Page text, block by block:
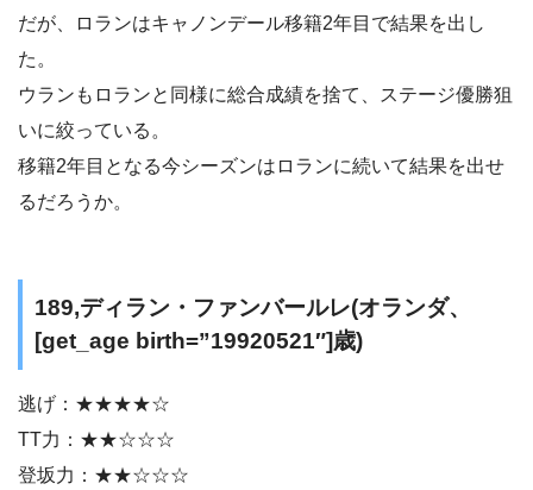
だが、ロランはキャノンデール移籍2年目で結果を出し
た。
ウランもロランと同様に総合成績を捨て、ステージ優勝狙
いに絞っている。
移籍2年目となる今シーズンはロランに続いて結果を出せ
るだろうか。
189,ディラン・ファンバールレ(オランダ、
[get_age birth=”19920521″]歳)
逃げ：★★★★☆
TT力：★★☆☆☆
登坂力：★★☆☆☆